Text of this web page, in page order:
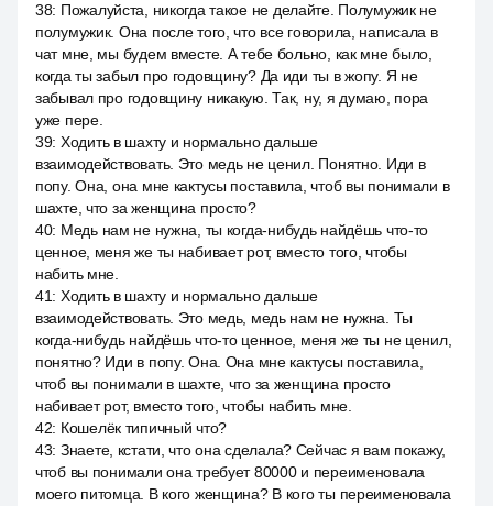
38: Пожалуйста, никогда такое не делайте. Полумужик не
полумужик. Она после того, что все говорила, написала в
чат мне, мы будем вместе. А тебе больно, как мне было,
когда ты забыл про годовщину? Да иди ты в жопу. Я не
забывал про годовщину никакую. Так, ну, я думаю, пора
уже пере.
39: Ходить в шахту и нормально дальше
взаимодействовать. Это медь не ценил. Понятно. Иди в
попу. Она, она мне кактусы поставила, чтоб вы понимали в
шахте, что за женщина просто?
40: Медь нам не нужна, ты когда-нибудь найдёшь что-то
ценное, меня же ты набивает рот, вместо того, чтобы
набить мне.
41: Ходить в шахту и нормально дальше
взаимодействовать. Это медь, медь нам не нужна. Ты
когда-нибудь найдёшь что-то ценное, меня же ты не ценил,
понятно? Иди в попу. Она. Она мне кактусы поставила,
чтоб вы понимали в шахте, что за женщина просто
набивает рот, вместо того, чтобы набить мне.
42: Кошелёк типичный что?
43: Знаете, кстати, что она сделала? Сейчас я вам покажу,
чтоб вы понимали она требует 80000 и переименовала
моего питомца. В кого женщина? В кого ты переименовала